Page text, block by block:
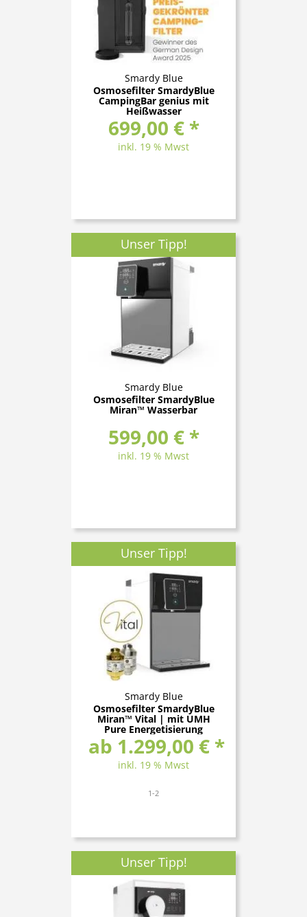
Smardy Blue
Osmosefilter SmardyBlue
CampingBar genius mit
Heißwasser
699,00 € *
inkl. 19 % Mwst
Unser Tipp!
Smardy Blue
Osmosefilter SmardyBlue
Miran™ Wasserbar
599,00 € *
inkl. 19 % Mwst
Unser Tipp!
Smardy Blue
Osmosefilter SmardyBlue
Miran™ Vital | mit UMH
Pure Energetisierung
ab 1.299,00 € *
inkl. 19 % Mwst
1-2
Unser Tipp!